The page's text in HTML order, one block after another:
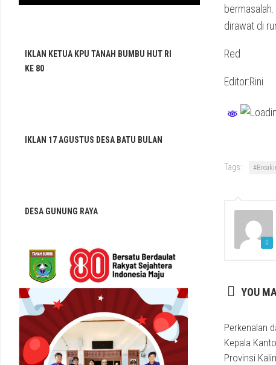
dirawat di
Red
Editor:Rini
Tags:
YOU
Perkenalan
Kepala
Provinsi
IKLAN KETUA KPU TANAH BUMBU HUT RI
KE 80
IKLAN 17 AGUSTUS DESA BATU BULAN
DESA GUNUNG RAYA